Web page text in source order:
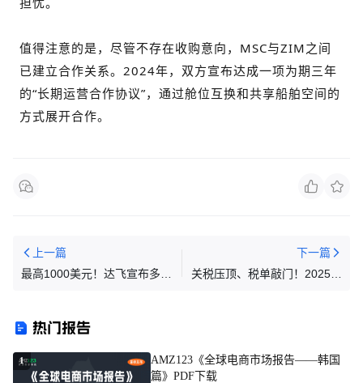
值得注意的是，尽管不存在收购意向，MSC与ZIM之间
已建立合作关系。2024年，双方宣布达成一项为期三年
的“长期运营合作协议”，通过舱位互换和共享船舶空间的
方式展开合作。
上一篇
最高1000美元！达飞宣布多条
下一篇
关税压顶、税单敲门！2025跨
热门报告
1
AMZ123《全球电商市场报告——韩国
篇》PDF下载